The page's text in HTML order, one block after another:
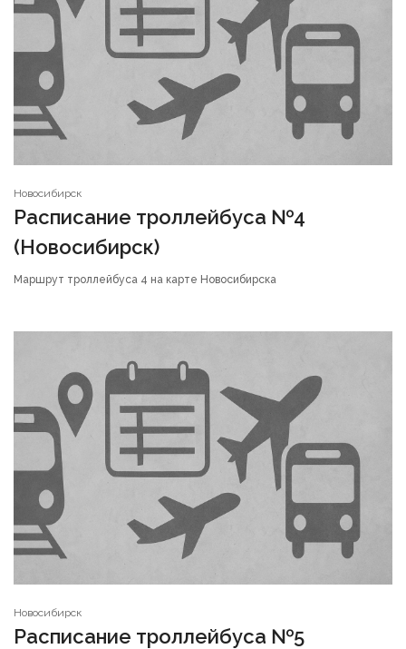
Новосибирск
Расписание троллейбуса №4
(Новосибирск)
Маршрут троллейбуса 4 на карте Новосибирска
Новосибирск
Расписание троллейбуса №5